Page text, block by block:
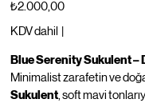
Fiyat
₺2.000,00
KDV dahil |
Blue Serenity Sukulent –
Minimalist zarafetin ve
Sukulent , soft mavi